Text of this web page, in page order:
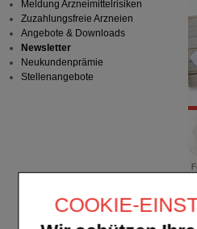
COOKIE-
Meldung Arzneimittelrisiken
Zuzahlungsfreie Arzneien
Angebote & Downloads
Newsletter
Neukundenprämie
Stellenangebote